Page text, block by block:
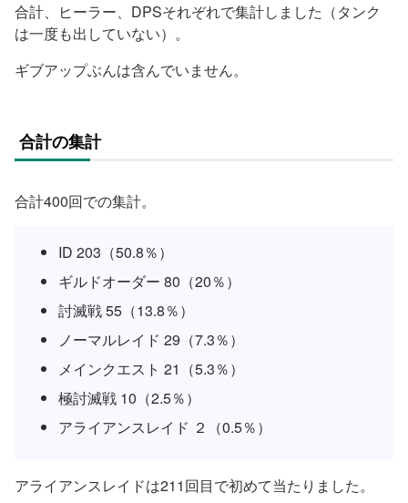
合計、ヒーラー、DPSそれぞれで集計しました（タンク
は一度も出していない）。
ギブアップぶんは含んでいません。
合計の集計
合計400回での集計。
ID 203（50.8％）
ギルドオーダー 80（20％）
討滅戦 55（13.8％）
ノーマルレイド 29（7.3％）
メインクエスト 21（5.3％）
極討滅戦 10（2.5％）
アライアンスレイド ２（0.5％）
アライアンスレイドは211回目で初めて当たりました。